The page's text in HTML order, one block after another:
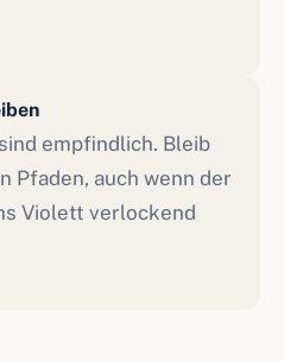
empfindlich. Bleib
Pfaden, auch wenn der
Violett verlockend